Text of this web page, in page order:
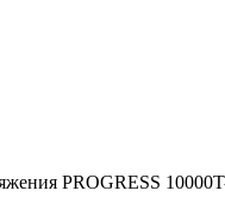
PROGRESS